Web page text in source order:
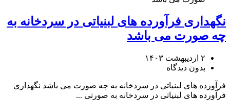
نگهداری فرآورده های لبنیاتی در سردخانه به
چه صورت می باشد
۲ اردیبهشت ۱۴۰۳
بدون دیدگاه
فرآورده های لبنیاتی در سردخانه به چه صورت می باشد نگهداری
فرآورده‌ های لبنیاتی در سردخانه به صورتی ...